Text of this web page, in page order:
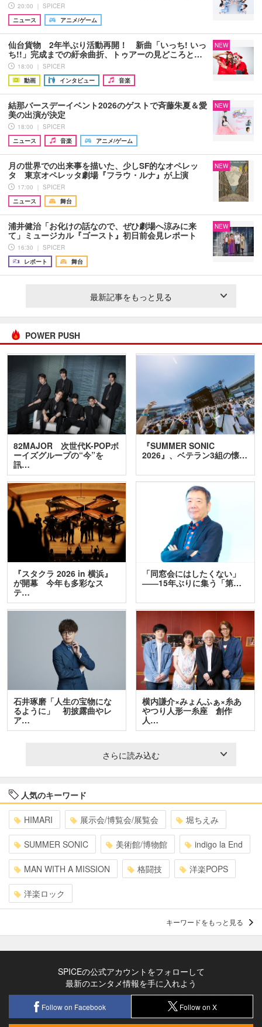
20:00 ｜ SPICER
ニュース
アニメ/ゲーム
仙台貨物 2年半ぶり活動再開！ 新曲「いっち! いっ
ち!!」完成までの紆余曲折、トゥアーの見どころと…
18:00 ｜ SPICER
動画
インタビュー 音楽
NEW
結那バースデーイベント2026のゲストで斉藤朱夏＆愛
美の出演が決定
18:00 ｜ SPICER
ニュース
音楽 アニメ/ゲーム
NEW
月の世界での出来事を描いた、少しSF的なオペレッ
タ 東京オペレッタ劇場『フラウ・ルナ』が上演
17:00 ｜ SPICER
ニュース
舞台
NEW
浦井健治「お化けの話なので、ぜひ劇場へ涼みに来
て」ミュージカル『ゴースト』初日前会見レポート
16:30 ｜ SPICER
レポート
舞台
NEW
最新記事をもっと見る
POWER PUSH
82MAJOR 次世代K-POPボ
ーイズグループの“今”を
訊…
『SUMMER SONIC
2026』、ベテラン3組の懐…
『スタクラ 2026 in 横浜』
が開幕 今年も多彩なス
テ…
「同窓会にはしたくない」
――15年ぶりに集う「第…
石井琢磨「人生の宝物にな
るように」 初披露曲やレ
ア…
横内謙介×みょんふぁ×糸あ
やつり人形一糸座 創作
人…
さらに読み込む
人気のキーワード
HIMARI 展示会/博覧会/展覧会 堀ちえみ
SUMMER SONIC 美術館/博物館 indigo la End
MAN WITH A MISSION 格闘技 洋楽POPS
洋楽ロック
キーワードをもっと見る
SPICEの公式アカウントをフォローして
最新のエンタメ情報を手に入れよう
Follow on Facebook Follow on X